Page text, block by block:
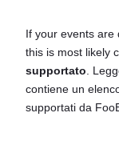
If your events are
this is most likely
supportato .
contiene un
supportati da